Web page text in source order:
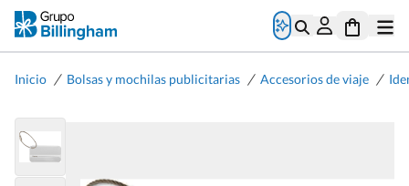
Inicio / Bolsas y mochilas publicitarias / Accesorios de viaje /